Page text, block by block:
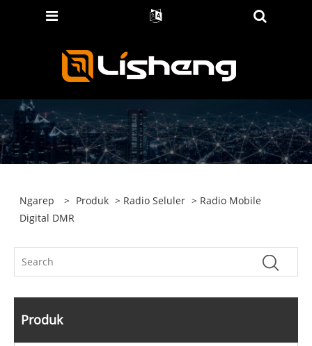
Ngarep > Produk > Radio Seluler > Radio Mobile
Digital DMR
Produk